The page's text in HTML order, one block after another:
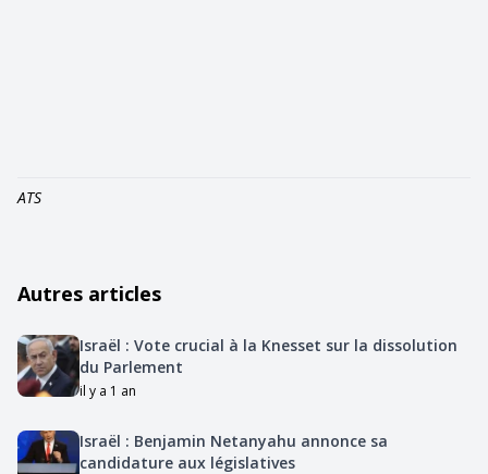
ATS
Autres articles
Israël : Vote crucial à la Knesset sur la dissolution
du Parlement
il y a 1 an
Israël : Benjamin Netanyahu annonce sa
candidature aux législatives